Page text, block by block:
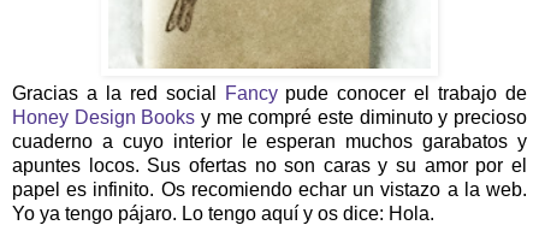
Gracias a la red social Fancypude conocer el trabajo de
Honey Design Books y me compré este diminuto y precioso
cuaderno a cuyo interior le esperan muchos garabatos y
apuntes locos. Sus ofertas no son caras y su amor por el
papel es infinito. Os recomiendo echar un vistazo a la web.
Yo ya tengo pájaro. Lo tengo aquí y os dice: Hola.